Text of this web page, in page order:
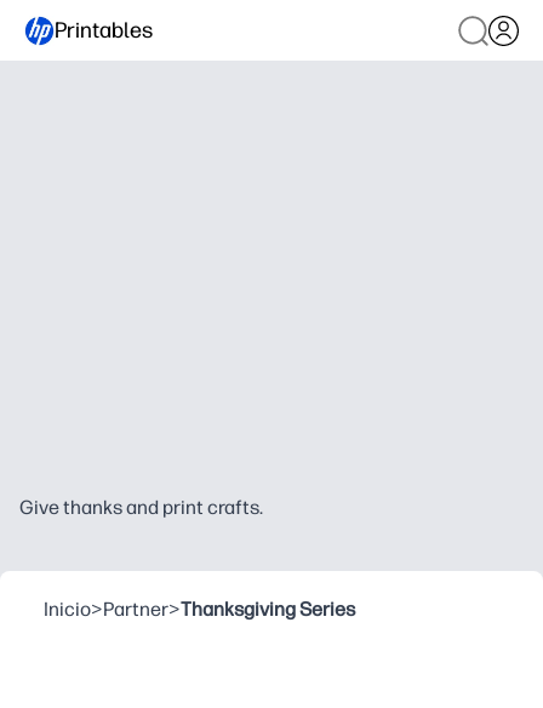
Printables
Give thanks and print crafts.
Inicio>Partner>Thanksgiving Series